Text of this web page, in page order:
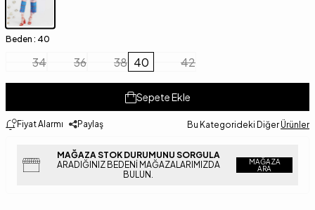
Beden : 40
34 36 38 40 42
Sepete Ekle
Fiyat Alarmı Paylaş Bu Kategorideki Diğer Ürünler
MAĞAZA STOK DURUMUNU SORGULA
ARADIĞINIZ BEDENI MAĞAZALARIMIZDA
BULUN.
MAĞAZA
ARA